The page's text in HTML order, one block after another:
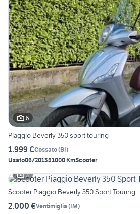
6
Piaggio Beverly 350 sport touring
1.999 €Cossato(BI)
Usato06/201351000 KmScooter
3
Scooter Piaggio Beverly 350 Sport Touring
2.000 €Ventimiglia (IM)